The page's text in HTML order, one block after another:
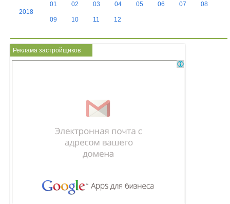
2018
01 02 03 04 05 06 07 08
09 10 11 12
Реклама застройщиков